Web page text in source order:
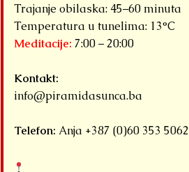
Trajanje obilaska: 45–60 minuta
Temperatura u tunelima: 13°C
Meditacije: 7:00 – 20:00
Kontakt:
info@piramidasunca.ba
Telefon: Anja +387 (0)60 353 5062